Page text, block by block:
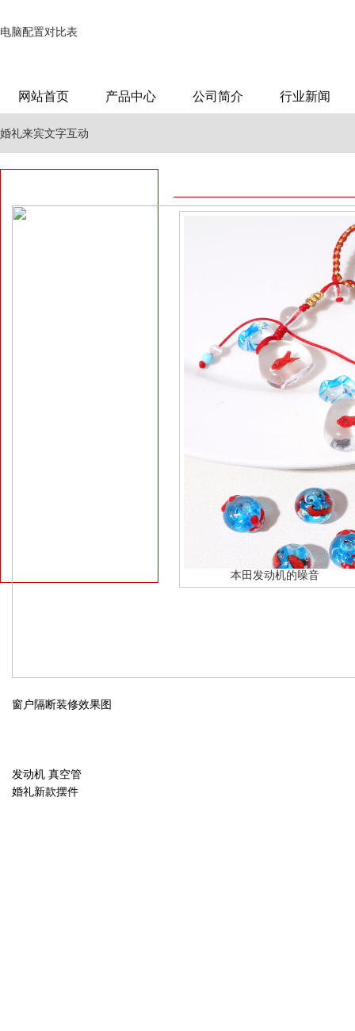
电脑配置对比表
网站首页 产品中心 公司简介 行业新闻
婚礼来宾文字互动
窗户隔断装修效果图
发动机 真空管
婚礼新款摆件
本田发动机的噪音